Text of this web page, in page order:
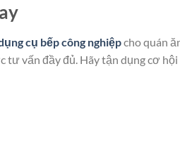
cụ bếp công nghiệpcho quán
tư vấn đầy đủ. Hãy tận dụng cơ hội